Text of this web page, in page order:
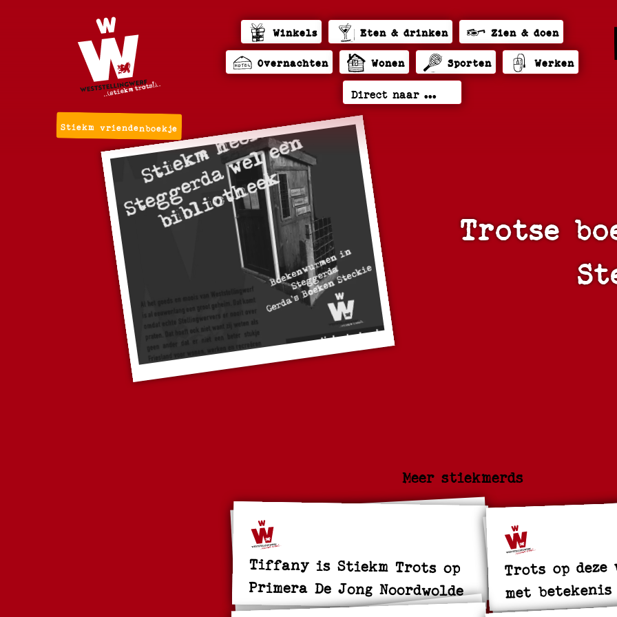
Stiekm vriendenboekje
Winkels Eten & drinken
Zien & doen
Overnachten
Wonen Sporten Werken
Trotse
Meer stiekmerds
Tiffany is Stiekm Trots op
Primera De Jong Noordwolde
Trots op deze
met betekenis